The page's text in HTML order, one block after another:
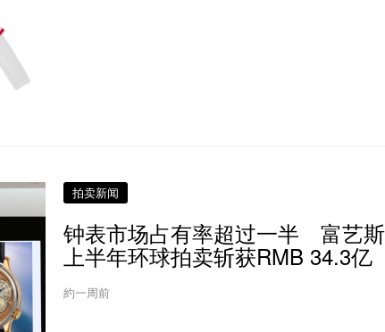
拍卖新闻
钟表市场占有率超过一半 富艺
上半年环球拍卖斩获RMB 34.3亿
約一周前